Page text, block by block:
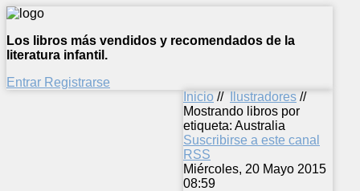
Los libros más vendidos y recomendados de la
literatura infantil.
Entrar Registrarse
Inicio // Ilustradores //
Mostrando libros por
etiqueta: Australia
Suscribirse a este canal
RSS
Miércoles, 20 Mayo 2015
08:59